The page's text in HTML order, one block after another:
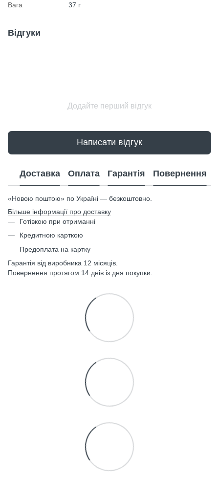
Вага
37 г
Відгуки
Додайте перший відгук
Написати відгук
Доставка Оплата Гарантія Повернення
«Новою поштою» по Україні — безкоштовно.
Більше інформації про доставку
Готівкою при отриманні
Кредитною карткою
Предоплата на картку
Гарантія від виробника 12 місяців.
Повернення протягом 14 днів із дня покупки.